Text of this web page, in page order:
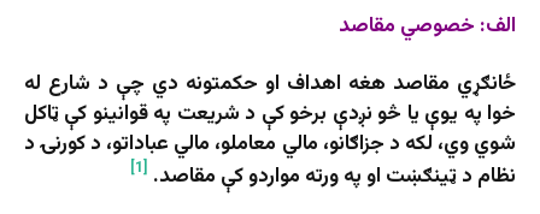
الف: خصوصي مقاصد
ځانګړي مقاصد هغه اهداف او حکمتونه دي چې د شارع له
خوا په یوې یا څو نږدې برخو کې د شریعت په قوانینو کې ټاکل
شوي وي، لکه د جزاګانو، مالي معاملو، مالي عباداتو، د کورنۍ د
نظام د ټینګښت او په ورته مواردو کې مقاصد. [1]